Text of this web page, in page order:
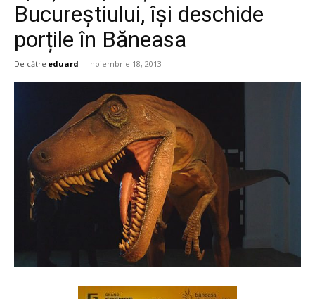
Bucureștiului, își deschide
porțile în Băneasa
De către eduard - noiembrie 18, 2013